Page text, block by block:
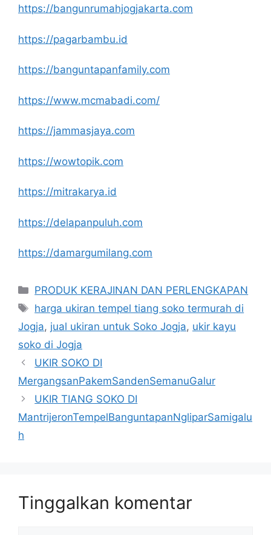
https://bangunrumahjogjakarta.com
https://pagarbambu.id
https://banguntapanfamily.com
https://www.mcmabadi.com/
https://jammasjaya.com
https://wowtopik.com
https://mitrakarya.id
https://delapanpuluh.com
https://damargumilang.com
Kategori
PRODUK KERAJINAN DAN PERLENGKAPAN
Tag
harga ukiran tempel tiang soko termurah di
Jogja, jual ukiran untuk Soko Jogja, ukir kayu
soko di Jogja
UKIR SOKO DI
MergangsanPakemSandenSemanuGalur
UKIR TIANG SOKO DI
MantrijeronTempelBanguntapanNgliparSamigalu
h
Tinggalkan komentar